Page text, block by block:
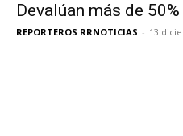
Devalúan más de
REPORTEROS RRNOTICIAS - 13